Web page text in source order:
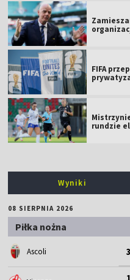
FIFA
rundzie
Wyniki
08 SIERPNIA 2026
Piłka nożna
Ascoli